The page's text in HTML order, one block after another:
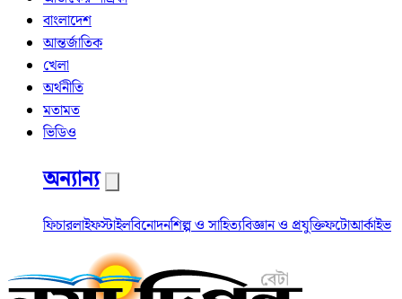
বাংলাদেশ
আন্তর্জাতিক
খেলা
অর্থনীতি
মতামত
ভিডিও
অন্যান্য
ফিচারলাইফস্টাইলবিনোদনশিল্প ও সাহিত্যবিজ্ঞান ও প্রযুক্তিফটোআর্কাইভ